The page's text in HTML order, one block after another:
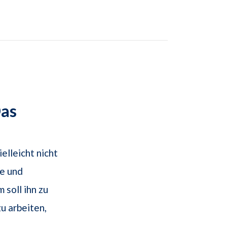
nicht
und
soll ihn zu
arbeiten,